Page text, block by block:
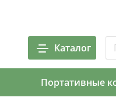
Каталог
Портативные